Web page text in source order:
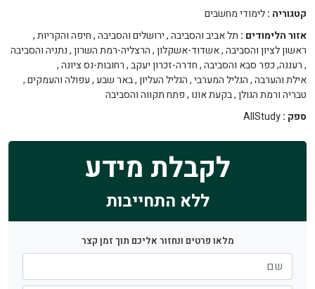
קטגוריה :לימודי מחשבים
אזור הלימודים : תל אביב והסביבה,ירושלים והסביבה,חיפה והקריות,
ראשון לציון והסביבה,אשדוד-אשקלון,הרצליה-רמת השרון,נתניה והסביבה
,רעננה, כפר סבא והסביבה,חדרה-זכרון יעקב,רחובות-נס ציונה,
אילת והערבה,הגליל המערבי,הגליל העליון,באר שבע,עפולה והעמקים,
טבריה ורמת הגולן,בקעת אונו,פתח תקווה והסביבה
ספק :AllStudy
לקבלת מידע
ללא התחייבות
מלאו פרטים ונחזור אליכם תוך זמן קצר